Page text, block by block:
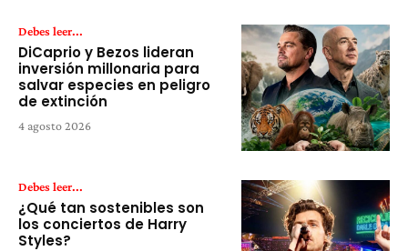
Debes leer...
DiCaprio y Bezos lideran
inversión millonaria para
salvar especies en peligro
de extinción
4 agosto 2026
Debes leer...
¿Qué tan sostenibles son
los conciertos de Harry
Styles?